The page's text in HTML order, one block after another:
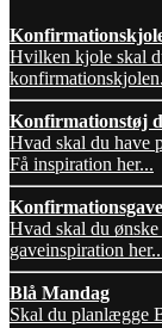
Hvilken kjole skal
Konfirmationstøj
Hvad skal du have
Få inspiration her...
Hvad skal du
gaveinspiration
Blå Mandag
Skal du planlægge